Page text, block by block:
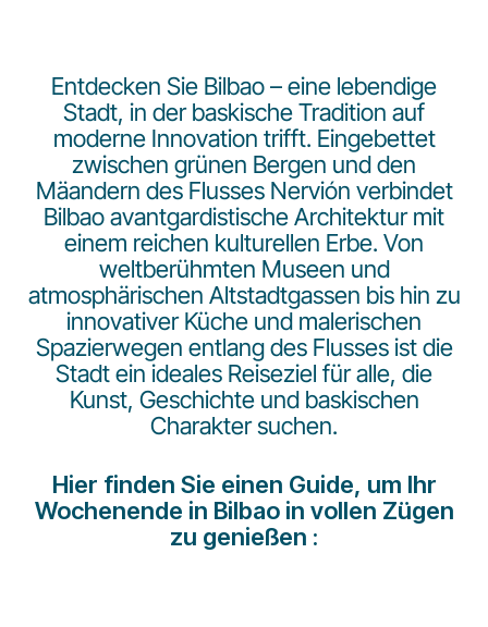
LuxairGroup
Entdecken Sie Bilbao – eine lebendige
Stadt, in der baskische Tradition auf
moderne Innovation trifft. Eingebettet
zwischen grünen Bergen und den
Mäandern des Flusses Nervión verbindet
Bilbao avantgardistische Architektur mit
einem reichen kulturellen Erbe. Von
weltberühmten Museen und
atmosphärischen Altstadtgassen bis hin zu
innovativer Küche und malerischen
Spazierwegen entlang des Flusses ist die
Stadt ein ideales Reiseziel für alle, die
Kunst, Geschichte und baskischen
Charakter suchen.
Hier finden Sie einen Guide, um Ihr
Wochenende in Bilbao in vollen Zügen
zu genießen :